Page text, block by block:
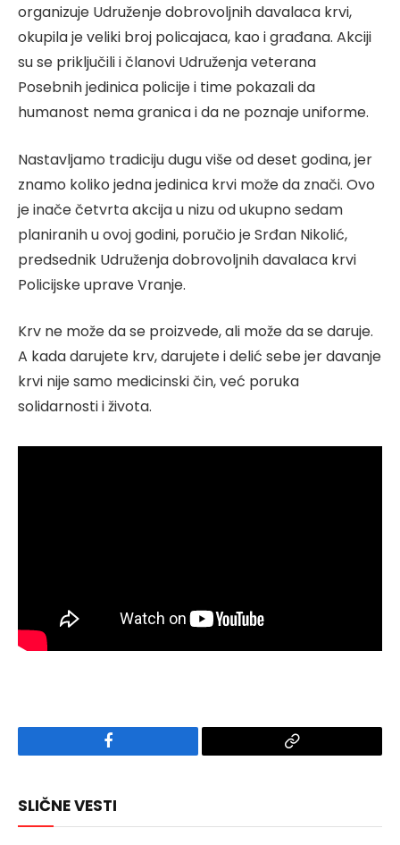
organizuje Udruženje dobrovoljnih davalaca krvi,
okupila je veliki broj policajaca, kao i građana. Akciji
su se priključili i članovi Udruženja veterana
Posebnih jedinica policije i time pokazali da
humanost nema granica i da ne poznaje uniforme.
Nastavljamo tradiciju dugu više od deset godina, jer
znamo koliko jedna jedinica krvi može da znači. Ovo
je inače četvrta akcija u nizu od ukupno sedam
planiranih u ovoj godini, poručio je Srđan Nikolić,
predsednik Udruženja dobrovoljnih davalaca krvi
Policijske uprave Vranje.
Krv ne može da se proizvede, ali može da se daruje.
A kada darujete krv, darujete i delić sebe jer davanje
krvi nije samo medicinski čin, već poruka
solidarnosti i života.
Facebook
Copy
SLIČNE VESTI